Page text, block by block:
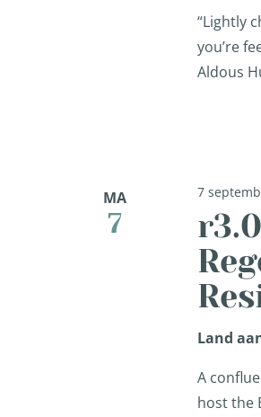
“Lightly
you’re
Aldous
MA
7
7
Land
A
host the